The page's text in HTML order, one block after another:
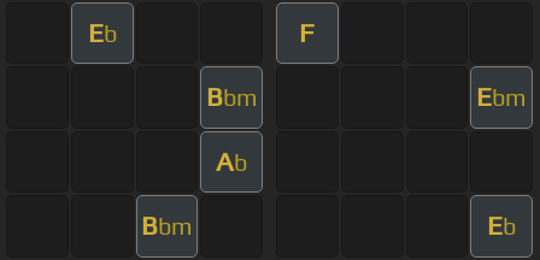
Eb F
Bbm Ebm
Ab
Bbm Eb